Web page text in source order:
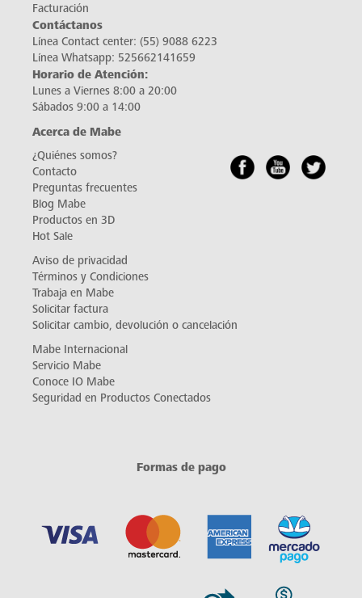
Facturación
Contáctanos
Línea Contact center: (55) 9088 6223
Línea Whatsapp: 525662141659
Horario de Atención:
Lunes a Viernes 8:00 a 20:00
Sábados 9:00 a 14:00
Acerca de Mabe
¿Quiénes somos?
Contacto
Preguntas frecuentes
Blog Mabe
Productos en 3D
Hot Sale
Aviso de privacidad
Términos y Condiciones
Trabaja en Mabe
Solicitar factura
Solicitar cambio, devolución o cancelación
Mabe Internacional
Servicio Mabe
Conoce IO Mabe
Seguridad en Productos Conectados
Formas de pago